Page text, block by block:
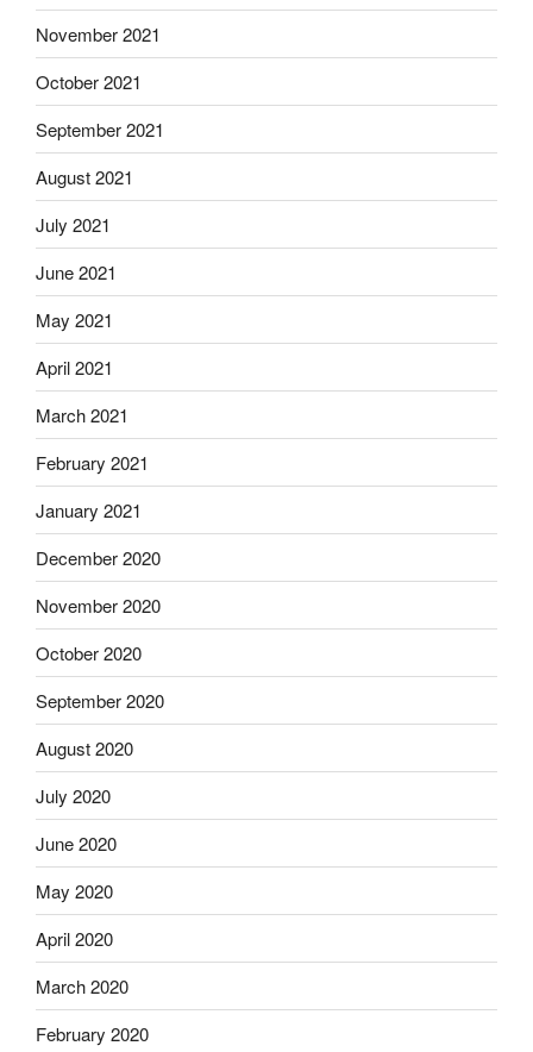
November 2021
October 2021
September 2021
August 2021
July 2021
June 2021
May 2021
April 2021
March 2021
February 2021
January 2021
December 2020
November 2020
October 2020
September 2020
August 2020
July 2020
June 2020
May 2020
April 2020
March 2020
February 2020